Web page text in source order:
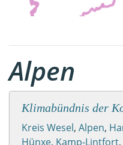
Alpen
Klimabündnis der
Kreis Wesel, Alpen,
Hünxe, Kamp-Lintfort,